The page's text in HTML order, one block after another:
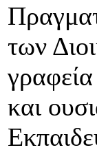
των
και